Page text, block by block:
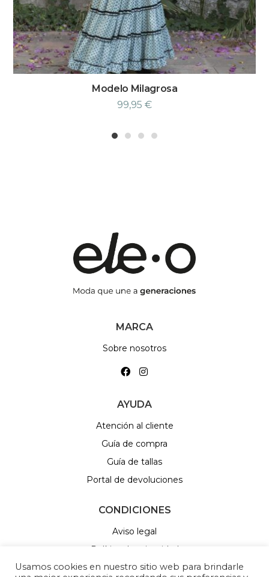
Modelo Milagrosa
99,95€
MARCA
Sobre nosotros
AYUDA
Atención al cliente
Guía de compra
Guía de tallas
Portal de devoluciones
CONDICIONES
Aviso legal
Política de privacidad
Política de Cookies
Usamos cookies en nuestro sitio web para brindarle